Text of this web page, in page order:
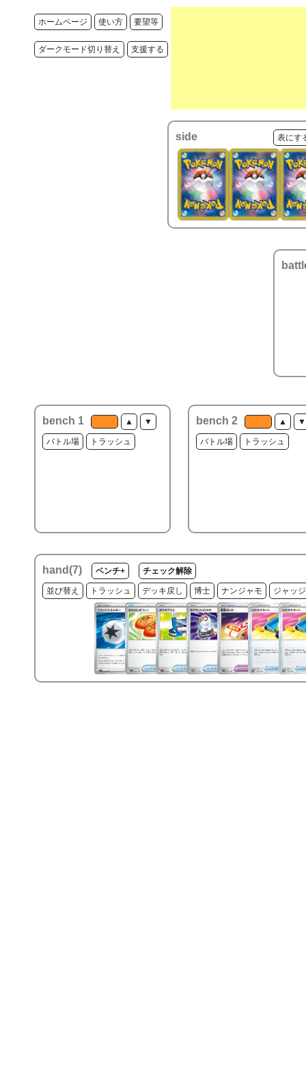
ホームページ 使い方 要望等
ダークモード切り替え 支援する
side 表にす
bench 1 ▲ ▼
バトル場 トラッシュ
bench 2 ▲ ▼
バトル場 トラッシュ
hand(7) ベンチ+ チェック解除
並び替え トラッシュ デッキ戻し 博士 ナンジャモ ジャッ